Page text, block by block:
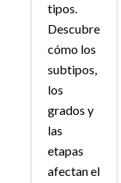
tipos.
Descubre
cómo los
subtipos,
los
grados y
las
etapas
afectan el